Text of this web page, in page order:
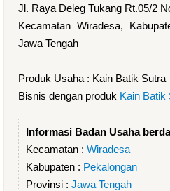
Jl. Raya Deleg Tukang Rt.05/2
Kecamatan Wiradesa,
Jawa Tengah
Produk Usaha : Kain Batik Sutra
Bisnis dengan produk Kain Batik
Informasi Badan Usaha
Kecamatan : Wiradesa
Kabupaten : Pekalongan
Provinsi : Jawa Tengah